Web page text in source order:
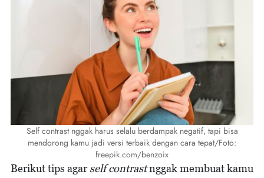
Self contrast nggak harus selalu berdampak negatif, tapi bisa
mendorong kamu jadi versi terbaik dengan cara tepat/Foto:
freepik.com/benzoix
Berikut tips agarself contrastnggak membuat kamu